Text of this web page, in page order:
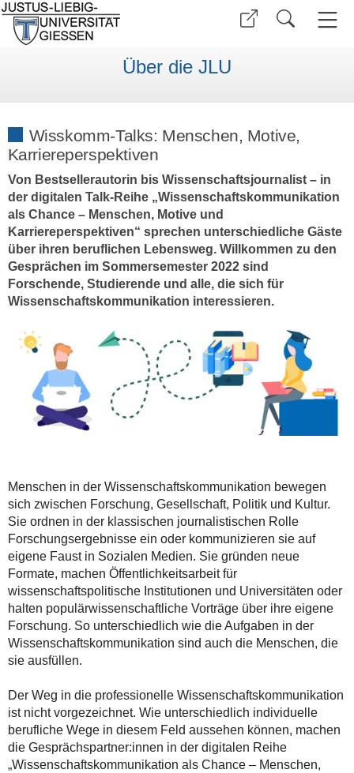
Über die JLU
Wisskomm-Talks: Menschen, Motive,
Karriereperspektiven
Von Bestsellerautorin bis Wissenschaftsjournalist – in
der digitalen Talk-Reihe „Wissenschaftskommunikation
als Chance – Menschen, Motive und
Karriereperspektiven“ sprechen unterschiedliche Gäste
über ihren beruflichen Lebensweg. Willkommen zu den
Gesprächen im Sommersemester 2022 sind
Forschende, Studierende und alle, die sich für
Wissenschaftskommunikation interessieren.
Menschen in der Wissenschaftskommunikation bewegen
sich zwischen Forschung, Gesellschaft, Politik und Kultur.
Sie ordnen in der klassischen journalistischen Rolle
Forschungsergebnisse ein oder kommunizieren sie auf
eigene Faust in Sozialen Medien. Sie gründen neue
Formate, machen Öffentlichkeitsarbeit für
wissenschaftspolitische Institutionen und Universitäten oder
halten populärwissenschaftliche Vorträge über ihre eigene
Forschung. So unterschiedlich wie die Aufgaben in der
Wissenschaftskommunikation sind auch die Menschen, die
sie ausfüllen.
Der Weg in die professionelle Wissenschaftskommunikation
ist nicht vorgezeichnet. Wie unterschiedlich individuelle
berufliche Wege in diesem Feld aussehen können, machen
die Gesprächspartner:innen in der digitalen Reihe
„Wissenschaftskommunikation als Chance – Menschen,